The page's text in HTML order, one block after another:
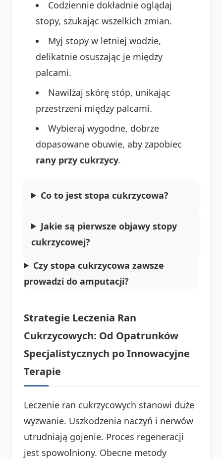
Codziennie dokładnie oglądaj
stopy, szukając wszelkich zmian.
Myj stopy w letniej wodzie,
delikatnie osuszając je między
palcami.
Nawilżaj skórę stóp, unikając
przestrzeni między palcami.
Wybieraj wygodne, dobrze
dopasowane obuwie, aby zapobiec
rany przy cukrzycy.
Co to jest stopa cukrzycowa?
Jakie są pierwsze objawy stopy
cukrzycowej?
Czy stopa cukrzycowa zawsze
prowadzi do amputacji?
Strategie Leczenia Ran
Cukrzycowych: Od Opatrunków
Specjalistycznych po Innowacyjne
Terapie
Leczenie ran cukrzycowych stanowi duże
wyzwanie. Uszkodzenia naczyń i nerwów
utrudniają gojenie. Proces regeneracji
jest spowolniony. Obecne metody